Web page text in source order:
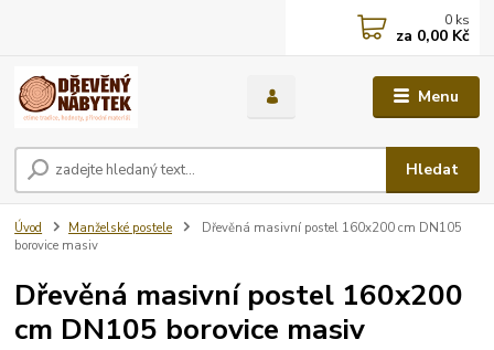
Menu
Hledat
0 ks
za 0,00 Kč
Úvod Manželské postele
Dřevěná masivní postel 160x200 cm DN105
borovice masiv
Dřevěná masivní postel 160x200
cm DN105 borovice masiv